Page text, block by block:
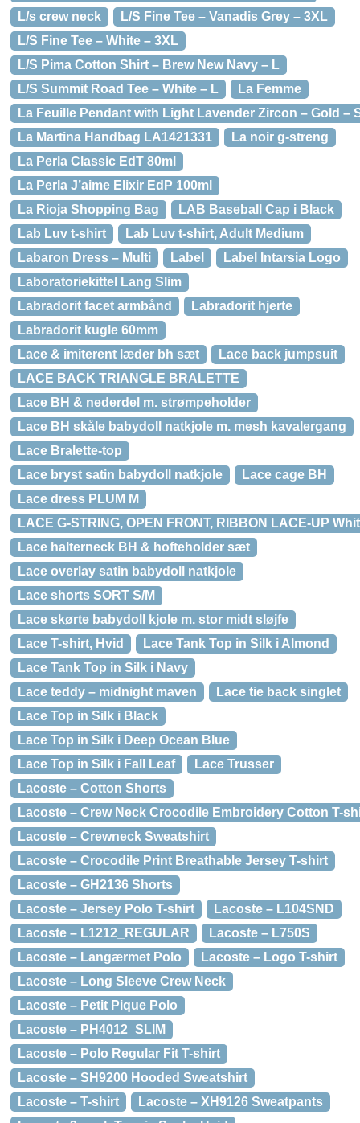
L/s crew neck
L/S Fine Tee – Vanadis Grey – 3XL
L/S Fine Tee – White – 3XL
L/S Pima Cotton Shirt – Brew New Navy – L
L/S Summit Road Tee – White – L
La Femme
La Feuille Pendant with Light Lavender Zircon – Gold –
La Martina Handbag LA1421331
La noir g-streng
La Perla Classic EdT 80ml
La Perla J’aime Elixir EdP 100ml
La Rioja Shopping Bag
LAB Baseball Cap i Black
Lab Luv t-shirt
Lab Luv t-shirt, Adult Medium
Labaron Dress – Multi
Label
Label Intarsia Logo
Laboratoriekittel Lang Slim
Labradorit facet armbånd
Labradorit hjerte
Labradorit kugle 60mm
Lace & imiterent læder bh sæt
Lace back jumpsuit
LACE BACK TRIANGLE BRALETTE
Lace BH & nederdel m. strømpeholder
Lace BH skåle babydoll natkjole m. mesh kavalergang
Lace Bralette-top
Lace bryst satin babydoll natkjole
Lace cage BH
Lace dress PLUM M
LACE G-STRING, OPEN FRONT, RIBBON LACE-UP
Lace halterneck BH & hofteholder sæt
Lace overlay satin babydoll natkjole
Lace shorts SORT S/M
Lace skørte babydoll kjole m. stor midt sløjfe
Lace T-shirt, Hvid
Lace Tank Top in Silk i Almond
Lace Tank Top in Silk i Navy
Lace teddy – midnight maven
Lace tie back singlet
Lace Top in Silk i Black
Lace Top in Silk i Deep Ocean Blue
Lace Top in Silk i Fall Leaf
Lace Trusser
Lacoste – Cotton Shorts
Lacoste – Crew Neck Crocodile Embroidery Cotton T-
Lacoste – Crewneck Sweatshirt
Lacoste – Crocodile Print Breathable Jersey T-shirt
Lacoste – GH2136 Shorts
Lacoste – Jersey Polo T-shirt
Lacoste – L104SND
Lacoste – L1212_REGULAR
Lacoste – L750S
Lacoste – Langærmet Polo
Lacoste – Logo T-shirt
Lacoste – Long Sleeve Crew Neck
Lacoste – Petit Pique Polo
Lacoste – PH4012_SLIM
Lacoste – Polo Regular Fit T-shirt
Lacoste – SH9200 Hooded Sweatshirt
Lacoste – T-shirt
Lacoste – XH9126 Sweatpants